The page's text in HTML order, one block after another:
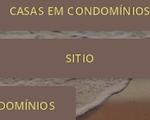
CASAS EM CONDOMÍNIOS
SITIO